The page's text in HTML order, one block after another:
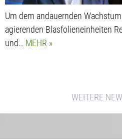
Um dem andauernden
agierenden Blasfolieneinheiten
und… MEHR
WEITERE